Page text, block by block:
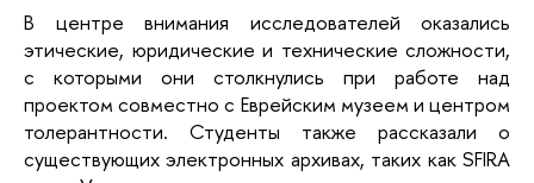
В центре внимания исследователей оказались
этические, юридические и технические сложности,
с которыми они столкнулись при работе над
проектом совместно с Еврейским музеем и центром
толерантности. Студенты также рассказали о
существующих электронных архивах, таких как SFIRA